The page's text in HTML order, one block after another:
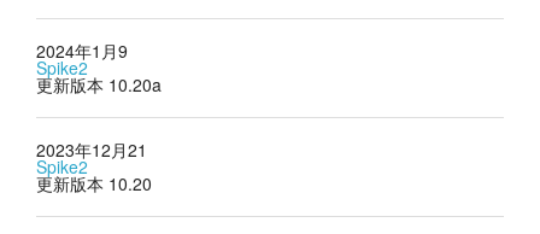
2024年1月9
Spike2
更新版本 10.20a
2023年12月21
Spike2
更新版本 10.20